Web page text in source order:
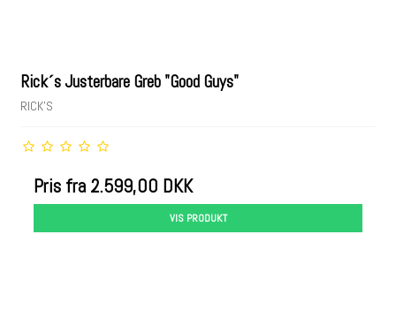
Rick´s Justerbare Greb "Good Guys"
RICK'S
Pris fra 2.599,00 DKK
VIS PRODUKT